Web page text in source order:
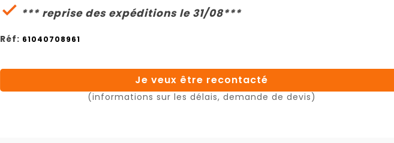
 *** reprise des expéditions le 31/08***
Réf: 61040708961
Je veux être recontacté
(informations sur les délais, demande de devis)